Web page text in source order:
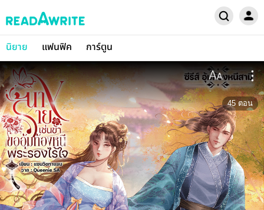
นิยาย แฟนฟิค การ์ตูน
45 ตอน